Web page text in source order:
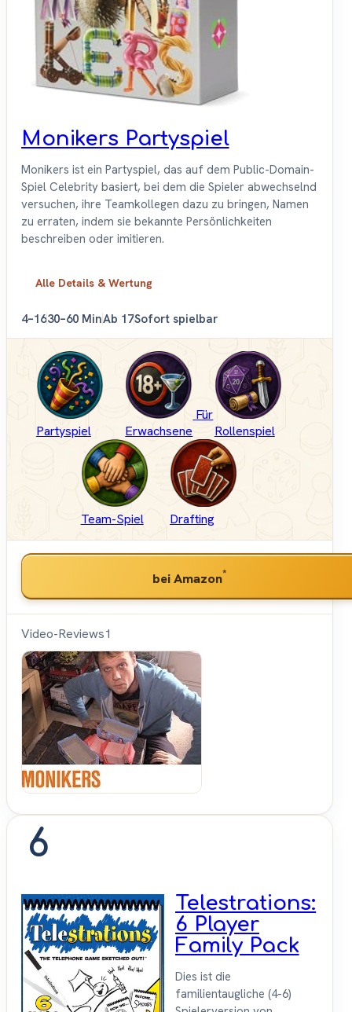
Monikers Partyspiel
Monikers ist ein Partyspiel, das auf dem Public-Domain-
Spiel Celebrity basiert, bei dem die Spieler abwechselnd
versuchen, ihre Teamkollegen dazu zu bringen, Namen
zu erraten, indem sie bekannte Persönlichkeiten
beschreiben oder imitieren.
Alle Details & Wertung
4–1630–60 MinAb 17Sofort spielbar
Partyspiel
Für
Erwachsene
Rollenspiel
Team-Spiel Drafting
bei Amazon*
Video-Reviews1
6
Telestrations:
6 Player
Family Pack
Dies ist die
familientaugliche (4-6)